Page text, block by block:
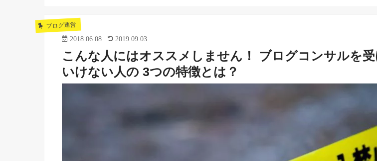
ブログ運営
2018.06.08 2019.09.03
こんな人にはオススメしません！ ブログコンサルを
いけない人の 3つの特徴とは？